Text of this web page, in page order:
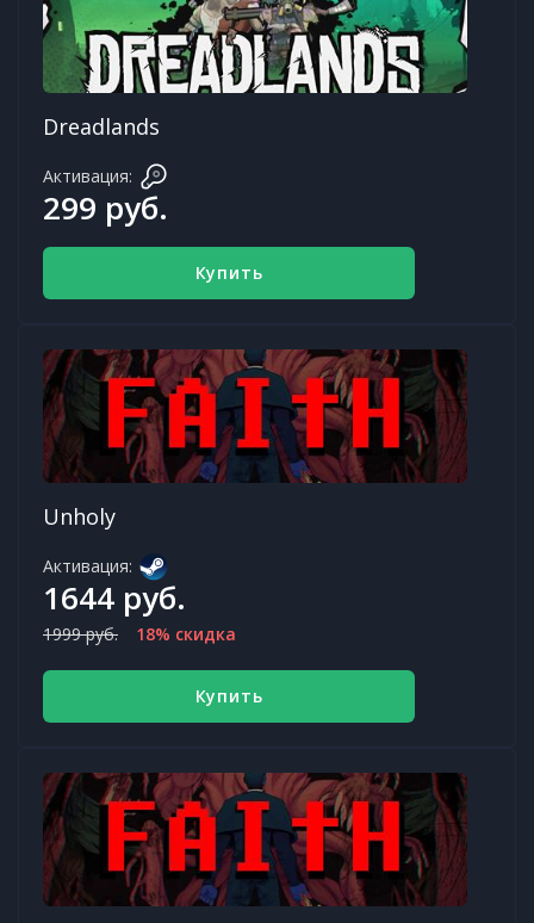
Dreadlands
Активация:
299 руб.
Купить
Unholy
Активация:
1644 руб.
1999 руб. 18% скидка
Купить